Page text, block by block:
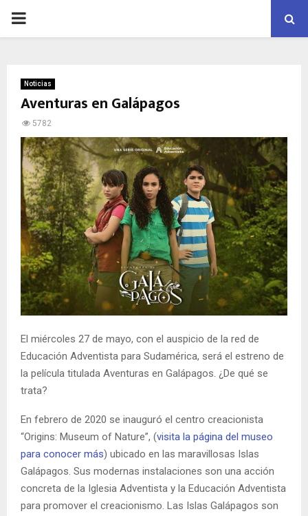
PRIMARY
Noticias
Aventuras en Galápagos
5782
El miércoles 27 de mayo, con el auspicio de la red de
Educación Adventista para Sudamérica, será el estreno de
la película titulada Aventuras en Galápagos. ¿De qué se
trata?
En febrero de 2020 se inauguró el centro creacionista
“Origins: Museum of Nature”, (visita la página del museo
para conocer más) ubicado en las maravillosas Islas
Galápagos. Sus modernas instalaciones son una acción
concreta de la Iglesia Adventista y la Educación Adventista
para promover el creacionismo. Las Islas Galápagos son